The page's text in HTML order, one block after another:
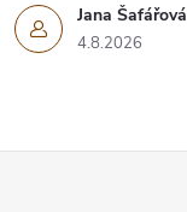
Jana Šafářová
4.8.2026